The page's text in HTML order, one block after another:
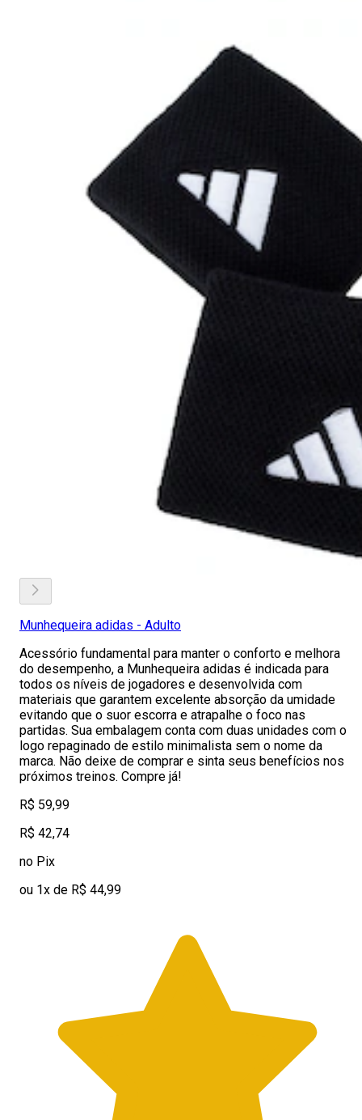
Munhequeira adidas - Adulto
Acessório fundamental para manter o conforto e melhora
do desempenho, a Munhequeira adidas é indicada para
todos os níveis de jogadores e desenvolvida com
materiais que garantem excelente absorção da umidade
evitando que o suor escorra e atrapalhe o foco nas
partidas. Sua embalagem conta com duas unidades com o
logo repaginado de estilo minimalista sem o nome da
marca. Não deixe de comprar e sinta seus benefícios nos
próximos treinos. Compre já!
R$ 59,99
R$ 42,74
no Pix
ou 1x de R$ 44,99